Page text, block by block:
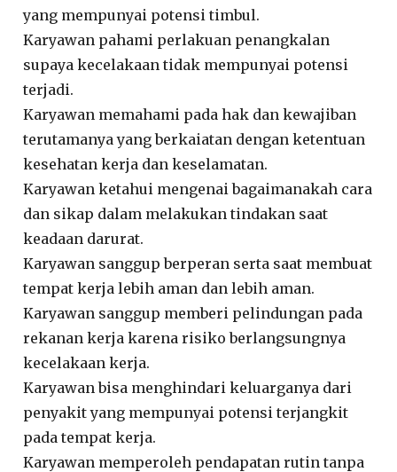
yang mempunyai potensi timbul.
Karyawan pahami perlakuan penangkalan
supaya kecelakaan tidak mempunyai potensi
terjadi.
Karyawan memahami pada hak dan kewajiban
terutamanya yang berkaiatan dengan ketentuan
kesehatan kerja dan keselamatan.
Karyawan ketahui mengenai bagaimanakah cara
dan sikap dalam melakukan tindakan saat
keadaan darurat.
Karyawan sanggup berperan serta saat membuat
tempat kerja lebih aman dan lebih aman.
Karyawan sanggup memberi pelindungan pada
rekanan kerja karena risiko berlangsungnya
kecelakaan kerja.
Karyawan bisa menghindari keluarganya dari
penyakit yang mempunyai potensi terjangkit
pada tempat kerja.
Karyawan memperoleh pendapatan rutin tanpa